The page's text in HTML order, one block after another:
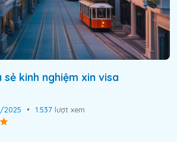
kinh nghiệm xin visa
2025 • 1.537 lượt xem